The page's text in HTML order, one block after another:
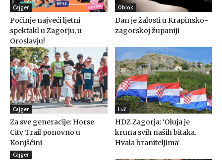
Cajger
Počinje najveći ljetni
spektakl u Zagorju, u
Oroslavju!
Oblok
Dan je žalosti u Krapinsko-
zagorskoj županiji
Cajger
Za sve generacije: Horse
City Trail ponovno u
Konjščini
Luč
HDZ Zagorja: ‘Oluja je
kruna svih naših bitaka.
Hvala braniteljima’
Cajger